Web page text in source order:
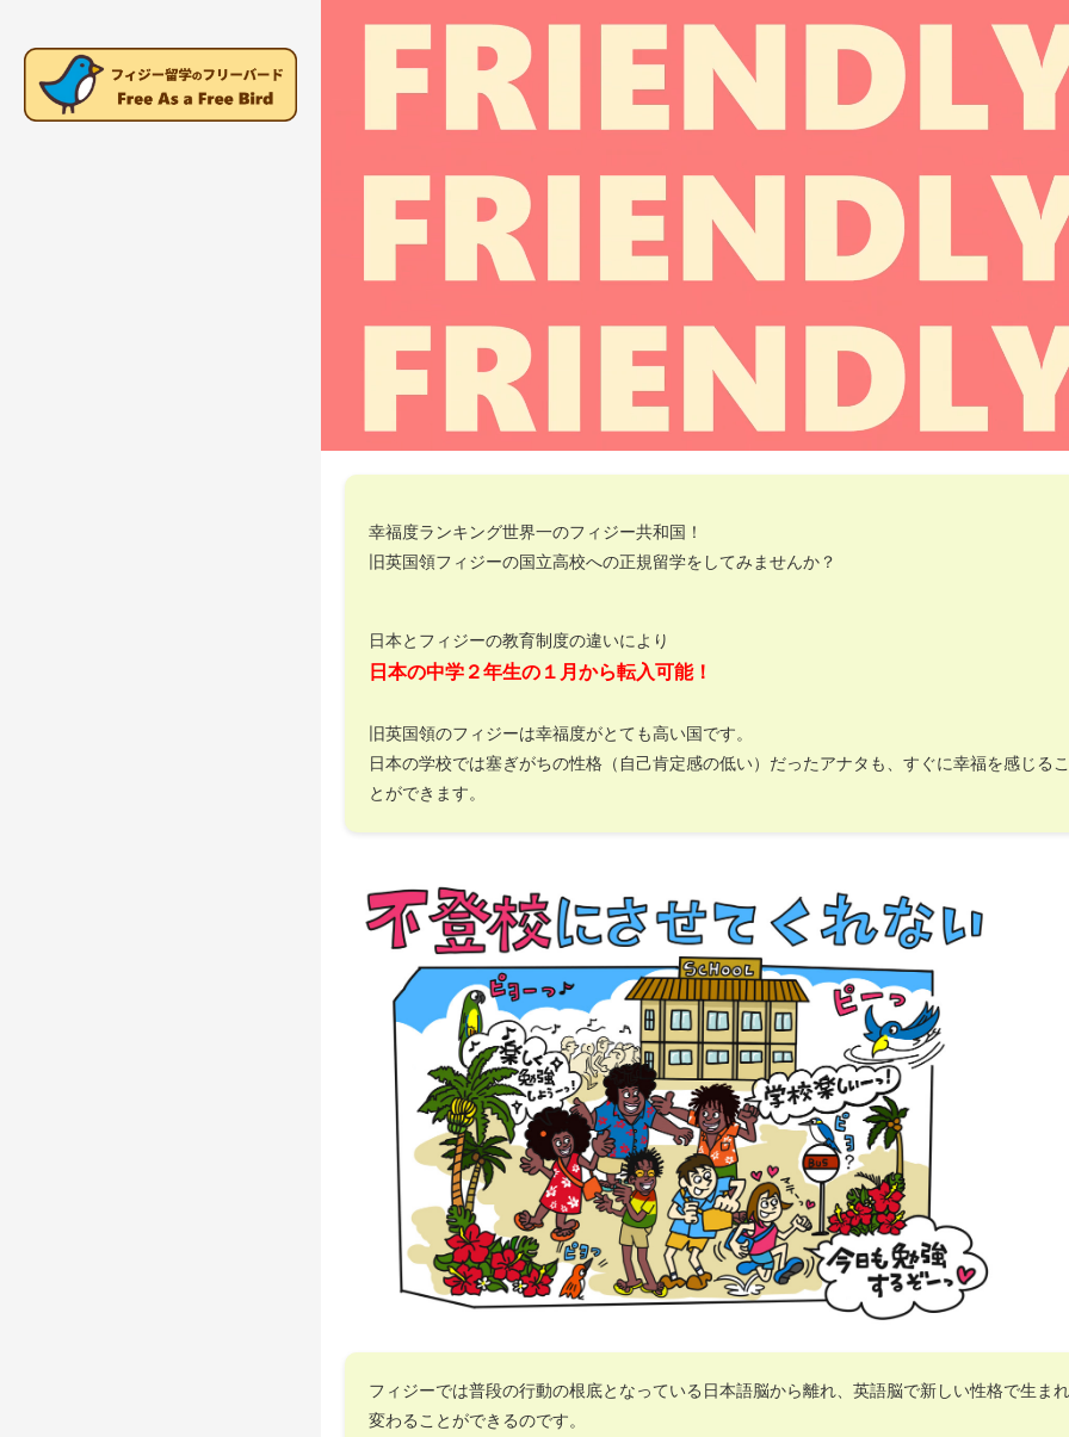
幸福度ランキング世界一のフィジー共和国！
旧英国領フィジーの国立高校への正規留学をしてみませんか？
日本とフィジーの教育制度の違いにより
日本の中学２年生の１月から転入可能！
旧英国領のフィジーは幸福度がとても高い国です。
日本の学校では塞ぎがちの性格（自己肯定感の低い）だったアナタも、すぐに幸福を感じるこ
とができます。
フィジーでは普段の行動の根底となっている日本語脳から離れ、英語脳で新しい性格で生まれ
変わることができるのです。